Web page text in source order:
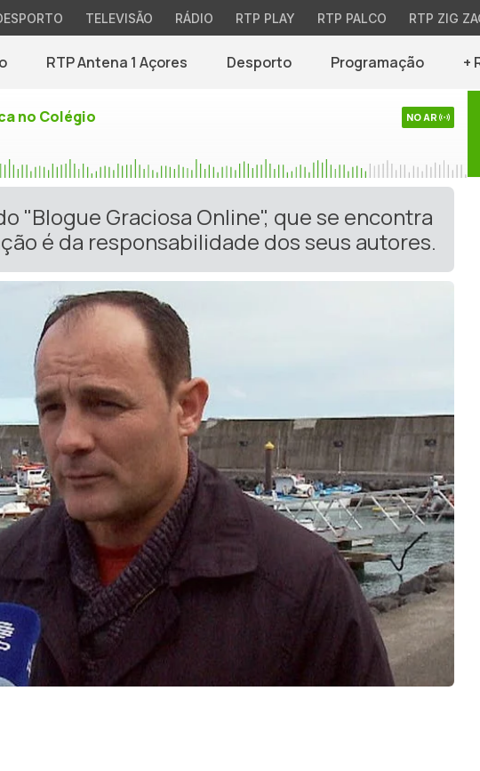
TELEVISÃO RÁDIO RTP PLAY RTP PALCO RTP ZIG
RTP Antena 1 Açores Desporto Programação +
no Colégio NO AR
"Blogue Graciosa Online", que se encontra
é da responsabilidade dos seus autores.